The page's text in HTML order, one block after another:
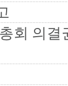
회 의